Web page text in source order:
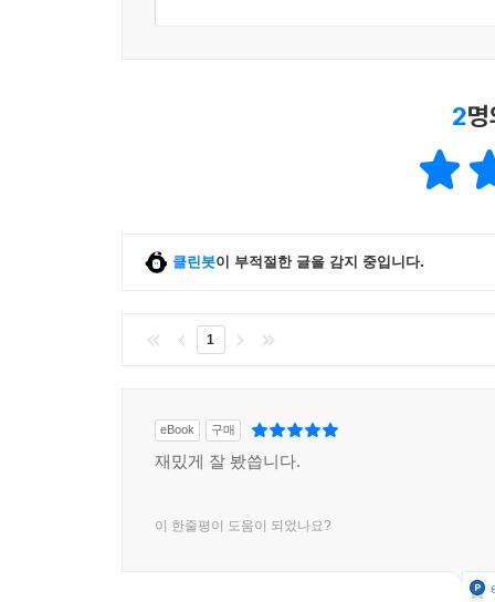
2
클린봇이 부적절한 글을 감지 중입니다.
1
eBook 구매
재밌게 잘 봤씁니다.
이 한줄평이 도움이 되었나요?